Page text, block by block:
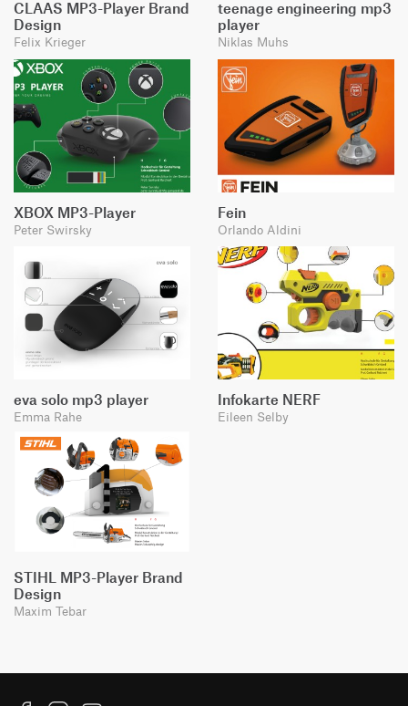
CLAAS MP3-Player Brand
Design
Felix Krieger
teenage engineering mp3
player
Niklas Muhs
XBOX MP3-Player
Peter Swirsky
Fein
Orlando Aldini
eva solo mp3 player
Emma Rahe
Infokarte NERF
Eileen Selby
STIHL MP3-Player Brand
Design
Maxim Tebar